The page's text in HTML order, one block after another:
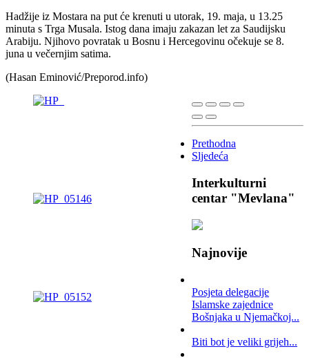
Hadžije iz Mostara na put će krenuti u utorak, 19. maja, u 13.25
minuta s Trga Musala. Istog dana imaju zakazan let za Saudijsku
Arabiju. Njihovo povratak u Bosnu i Hercegovinu očekuje se 8.
juna u večernjim satima.
(Hasan Eminović/Preporod.info)
Prethodna
Sljedeća
Interkulturni
centar "Mevlana"
Najnovije
Posjeta delegacije
Islamske zajednice
Bošnjaka u Njemačkoj...
Biti bot je veliki grijeh...